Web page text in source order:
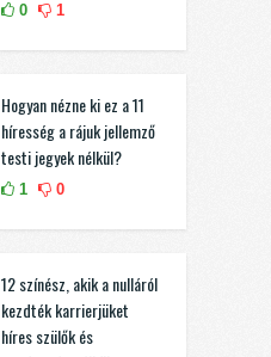
0 1
Hogyan nézne ki ez a 11
híresség a rájuk jellemző
testi jegyek nélkül?
1 0
12 színész, akik a nulláról
kezdték karrierjüket
híres szülők és